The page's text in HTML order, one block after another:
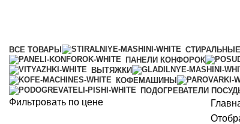
ВСЕ ТОВАРЫ
ПАНЕЛИ КОНФОРОК
ВЫТЯЖКИ
КОФЕМАШИНЫ
ПОДОГРЕВАТЕЛИ
Фильтровать по цене